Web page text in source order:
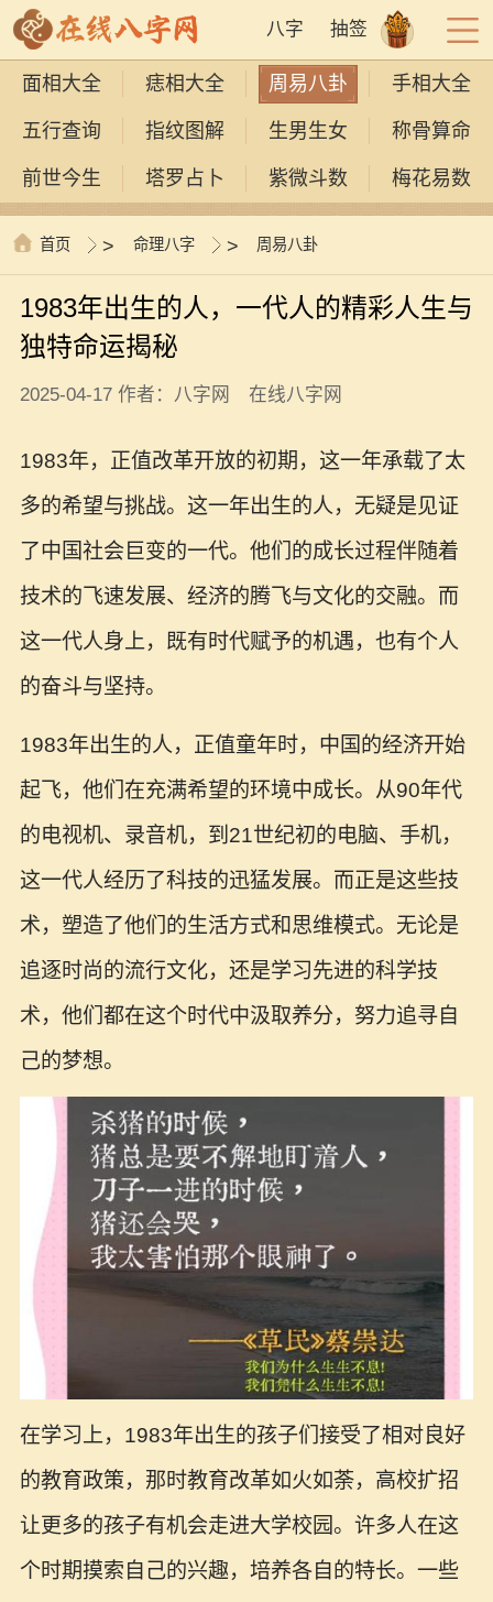
八字 抽签
面相大全 痣相大全 周易八卦 手相大全
五行查询 指纹图解 生男生女 称骨算命
前世今生 塔罗占卜 紫微斗数 梅花易数
首页 > 命理八字 > 周易八卦
1983年出生的人，一代人的精彩人生与
独特命运揭秘
2025-04-17 作者：八字网 在线八字网
1983年，正值改革开放的初期，这一年承载了太
多的希望与挑战。这一年出生的人，无疑是见证
了中国社会巨变的一代。他们的成长过程伴随着
技术的飞速发展、经济的腾飞与文化的交融。而
这一代人身上，既有时代赋予的机遇，也有个人
的奋斗与坚持。
1983年出生的人，正值童年时，中国的经济开始
起飞，他们在充满希望的环境中成长。从90年代
的电视机、录音机，到21世纪初的电脑、手机，
这一代人经历了科技的迅猛发展。而正是这些技
术，塑造了他们的生活方式和思维模式。无论是
追逐时尚的流行文化，还是学习先进的科学技
术，他们都在这个时代中汲取养分，努力追寻自
己的梦想。
在学习上，1983年出生的孩子们接受了相对良好
的教育政策，那时教育改革如火如荼，高校扩招
让更多的孩子有机会走进大学校园。许多人在这
个时期摸索自己的兴趣，培养各自的特长。一些